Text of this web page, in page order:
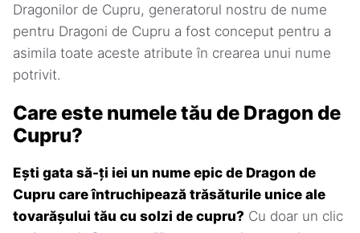
Dragonilor de Cupru, generatorul nostru de nume
pentru Dragoni de Cupru a fost conceput pentru a
asimila toate aceste atribute în crearea unui nume
potrivit.
Care este numele tău de Dragon de
Cupru?
Ești gata să-ți iei un nume epic de Dragon de
Cupru care întruchipează trăsăturile unice ale
tovarășului tău cu solzi de cupru? Cu doar un clic